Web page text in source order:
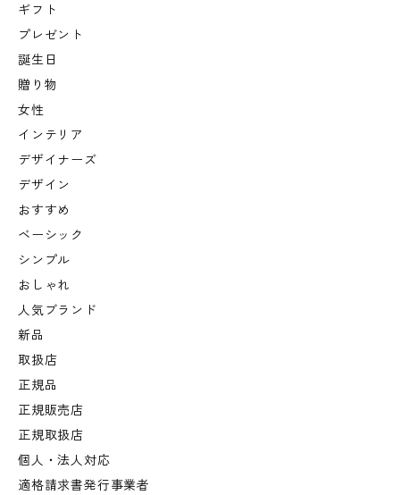
ギフト
プレゼント
誕生日
贈り物
女性
インテリア
デザイナーズ
デザイン
おすすめ
ベーシック
シンプル
おしゃれ
人気ブランド
新品
取扱店
正規品
正規販売店
正規取扱店
個人・法人対応
適格請求書発行事業者